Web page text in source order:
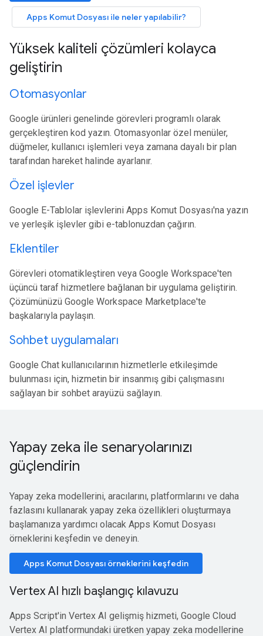
Apps Komut Dosyası ile neler yapılabilir?
Yüksek kaliteli çözümleri kolayca
geliştirin
Otomasyonlar
Google ürünleri genelinde görevleri programlı olarak
gerçekleştiren kod yazın. Otomasyonlar özel menüler,
düğmeler, kullanıcı işlemleri veya zamana dayalı bir plan
tarafından hareket halinde ayarlanır.
Özel işlevler
Google E-Tablolar işlevlerini Apps Komut Dosyası'na yazın
ve yerleşik işlevler gibi e-tablonuzdan çağırın.
Eklentiler
Görevleri otomatikleştiren veya Google Workspace'ten
üçüncü taraf hizmetlere bağlanan bir uygulama geliştirin.
Çözümünüzü Google Workspace Marketplace'te
başkalarıyla paylaşın.
Sohbet uygulamaları
Google Chat kullanıcılarının hizmetlerle etkileşimde
bulunması için, hizmetin bir insanmış gibi çalışmasını
sağlayan bir sohbet arayüzü sağlayın.
Yapay zeka ile senaryolarınızı
güçlendirin
Yapay zeka modellerini, aracılarını, platformlarını ve daha
fazlasını kullanarak yapay zeka özellikleri oluşturmaya
başlamanıza yardımcı olacak Apps Komut Dosyası
örneklerini keşfedin ve deneyin.
Apps Komut Dosyası örneklerini keşfedin
Vertex AI hızlı başlangıç kılavuzu
Apps Script'in Vertex AI gelişmiş hizmeti, Google Cloud
Vertex AI platformundaki üretken yapay zeka modellerine